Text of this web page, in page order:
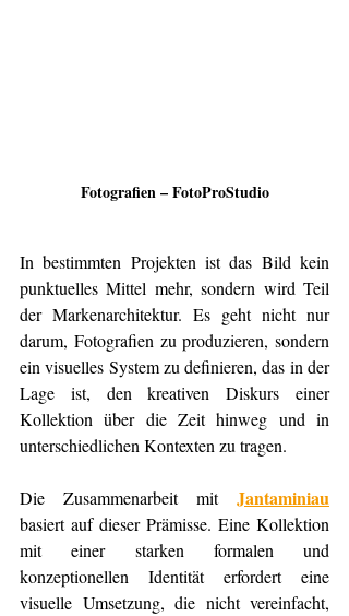
Fotografien – FotoProStudio
In bestimmten Projekten ist das Bild kein
punktuelles Mittel mehr, sondern wird Teil
der Markenarchitektur. Es geht nicht nur
darum, Fotografien zu produzieren, sondern
ein visuelles System zu definieren, das in der
Lage ist, den kreativen Diskurs einer
Kollektion über die Zeit hinweg und in
unterschiedlichen Kontexten zu tragen.
Die Zusammenarbeit mit Jantaminiau
basiert auf dieser Prämisse. Eine Kollektion
mit einer starken formalen und
konzeptionellen Identität erfordert eine
visuelle Umsetzung, die nicht vereinfacht,